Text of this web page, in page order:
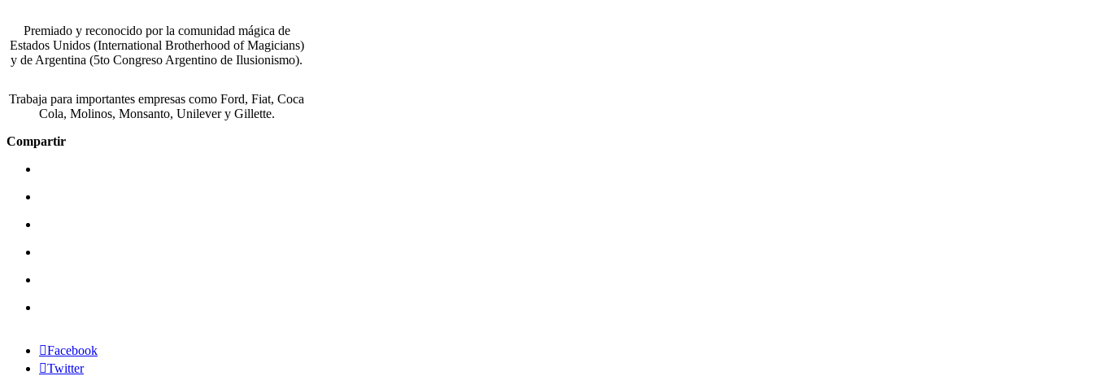
Premiado y reconocido por la comunidad mágica de
Estados Unidos (International Brotherhood of Magicians)
y de Argentina (5to Congreso Argentino de Ilusionismo).
Trabaja para importantes empresas como Ford, Fiat, Coca
Cola, Molinos, Monsanto, Unilever y Gillette.
Compartir
Facebook
Twitter